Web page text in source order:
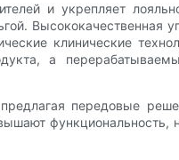
и укрепляет
Высококачественная
клинические
а
передовые
функциональность,